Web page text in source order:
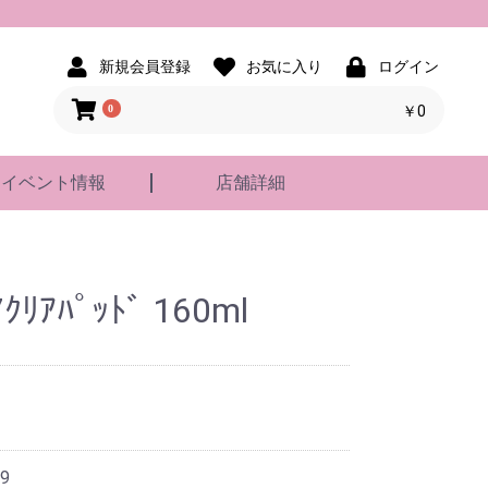
新規会員登録 お気に入り ログイン
0 ￥0
イベント情報 店舗詳細
ﾘｱﾊﾟｯﾄﾞ 160ml